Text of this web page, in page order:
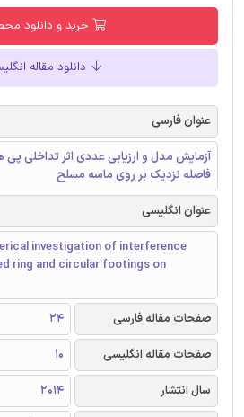
خرید و دانلود
دانلود مقاله
عنوان فارسی
آزمایش مدل و ارزیابی عددی اثر تداخلی پی
فاصله نزدیک بر روی ماسه مسلح
عنوان انگلیسی
investigation of interference
ring and circular footings on
صفحات مقاله فارسی
24
صفحات مقاله انگلیسی
10
سال انتشار
2014